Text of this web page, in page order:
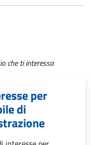
che ti interessa
per
di